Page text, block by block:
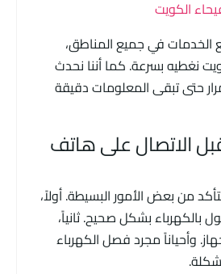
الكويت
الخدمات في جميع المناطق،
نغطيه بسرعة. كما أننا نحدث
حتى تبقى المعلومات دقيقة
الاتصال على هاتف
من بعض الأمور البسيطة. أولاً،
بالكهرباء بشكل صحيح. ثانياً،
وأحياناً مجرد فصل الكهرباء